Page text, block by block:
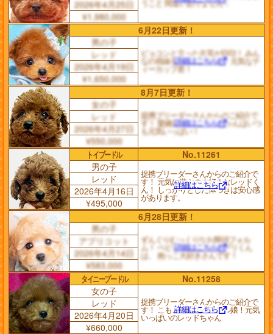
うこと 間違いありません！
2026年4月25日
¥1,980,000
6月22日更新！
男の子
ピョコンと立った左耳が目印！ みん
なの視線を独り占めする、 元気なテ
ィーカップ君！
詳細はこちら
レッド
2026年4月19日
¥1,650,000
8月7日更新！
女の子
提携ブリーダーさんからのご紹介で
す！ 愛嬌満点！ レッドちゃんはいつ
も元気いっぱい！
詳細はこちら
レッド
2026年4月27日
¥550,000
トイプードル
No.11261
男の子
提携ブリーダーさんからのご紹介で
す！ 元気に遊ぶの大好きなレッドく
ん！ しっかりとした体つきは安心感
があります。
詳細はこちら
レッド
2026年4月16日
¥495,000
6月28日更新！
男の子
ずんぐりむっくりなお饅頭フォル
ム！ ベビーフェイスなアプリくん
は、 抱っこ大好きさんです！
詳細はこちら
アプリコット
2026年4月14日
¥583,000
タイニープードル
No.11258
女の子
提携ブリーダーさんからのご紹介で
す！ こもこ爆毛のパワフル娘！元気
いっぱいのレッドちゃん
詳細はこちら
レッド
2026年4月20日
¥660,000